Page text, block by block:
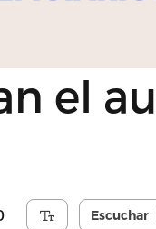
el
Escuchar